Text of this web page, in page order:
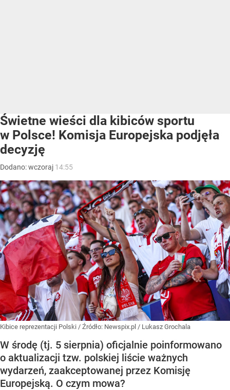
Świetne wieści dla kibiców sportu
w Polsce! Komisja Europejska podjęła
decyzję
Dodano:wczoraj 14:55
Kibice reprezentacji Polski / Źródło: Newspix.pl / Lukasz Grochala
W środę (tj. 5 sierpnia) oficjalnie poinformowano
o aktualizacji tzw. polskiej liście ważnych
wydarzeń, zaakceptowanej przez Komisję
Europejską. O czym mowa?